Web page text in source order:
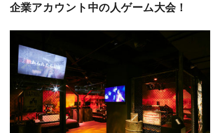
企業アカウント中の人ゲーム大会！